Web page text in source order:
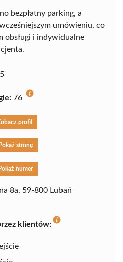
bezpłatny parking, a
umówieniu, co
obsługi i indywidualne
76
profil
Pokaż stronę
numer
8a, 59-800 Lubań
klientów: